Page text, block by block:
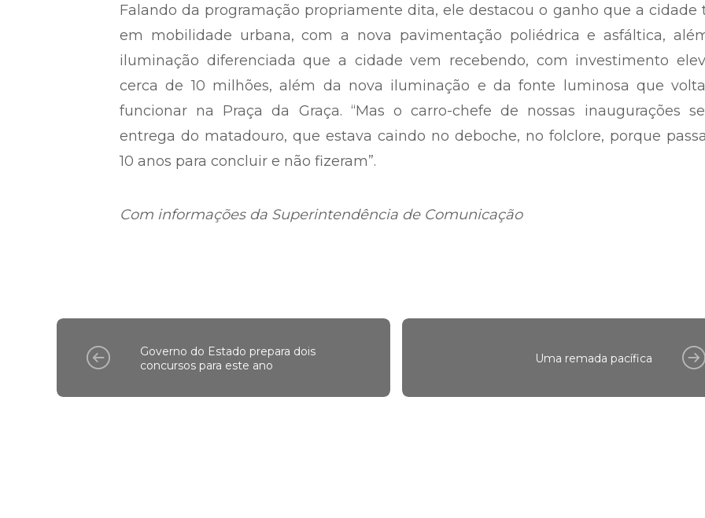
Falando da programação propriamente dita, ele destacou o ganho que a cidade
em mobilidade urbana, com a nova pavimentação poliédrica e asfáltica,
iluminação diferenciada que a cidade vem recebendo, com investimento
cerca de 10 milhões, além da nova iluminação e da fonte luminosa que
funcionar na Praça da Graça. “Mas o carro-chefe de nossas inaugurações
entrega do matadouro, que estava caindo no deboche, no folclore, porque
10 anos para concluir e não fizeram”.
Com informações da Superintendência de Comunicação
Governo do Estado prepara dois
concursos para este ano
Uma remada pacífica